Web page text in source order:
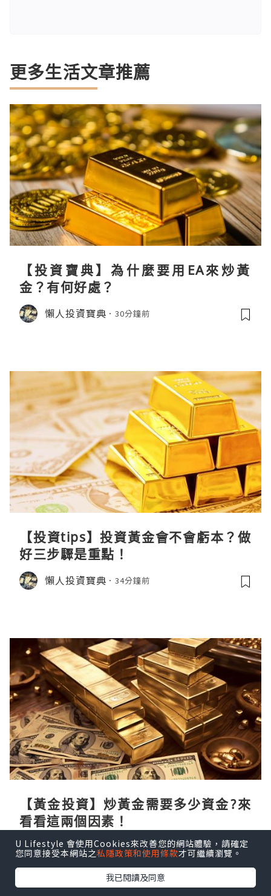
更多生活文章推薦
【投資寶典】為什麼要用EA來炒黃
金？有何好處？
懶人投資寶典 30分鐘前
【投資tips】投資黃金會不會虧本？做
好三步驟是重點！
懶人投資寶典 34分鐘前
【黃金投資】炒黃金需要多少資金?來
看看這兩個因素！
DailyInvestment 48分鐘前
U Lifestyle 會使用Cookies來改善您的網站體驗，請確定
您同意接受本網站之私隱政策和使用條款才可繼續瀏覽。
我已閱讀及同意